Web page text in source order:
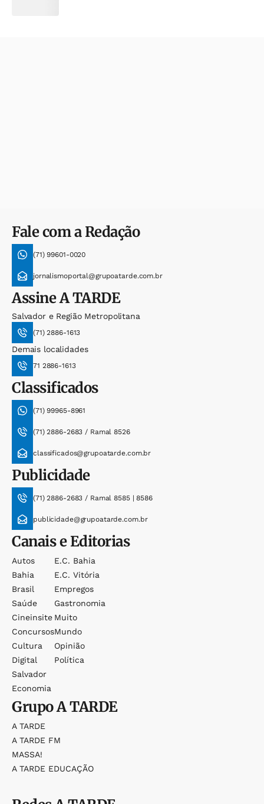
Fale com a Redação
(71) 99601-0020
jornalismoportal@grupoatarde.com.br
AssineA TARDE
Salvador e Região Metropolitana
(71) 2886-1613
Demais localidades
71 2886-1613
Classificados
(71) 99965-8961
(71) 2886-2683 / Ramal 8526
classificados@grupoatarde.com.br
Publicidade
(71) 2886-2683 / Ramal 8585 | 8586
publicidade@grupoatarde.com.br
Canais e Editorias
Autos
Bahia
Brasil
Saúde
Cineinsite
Concursos
Cultura
Digital
Salvador
Economia
E.c. Bahia
E.c. Vitória
Empregos
Gastronomia
Muito
Mundo
Opinião
Política
GrupoA TARDE
A TARDE
A TARDE FM
MASSA!
A TARDE EDUCAÇÃO